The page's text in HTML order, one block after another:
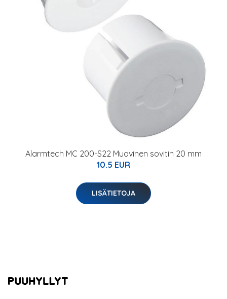
Alarmtech MC 200-S22 Muovinen sovitin 20 mm
10.5 EUR
LISÄTIETOJA